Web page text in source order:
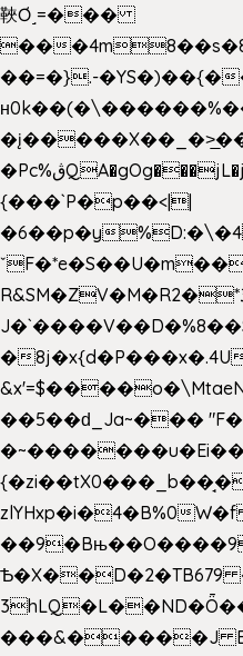
䩡Ơ˼=���
��
��=�}.-�YS�)��{�
�Pc%ڨQA�gOg���jL�je�K˗��O��w��m��)��_��Rߊu>
{���`P�p��<||
�6��p�y
R&SM�ZV�M�R2�*ڏ�PJ�l��\�Qufe����<�l���
�8j�x{d�P���x�.4U
��5��ԁ_Ja~���
zlYHxp�i�4�B%0
���&�����J